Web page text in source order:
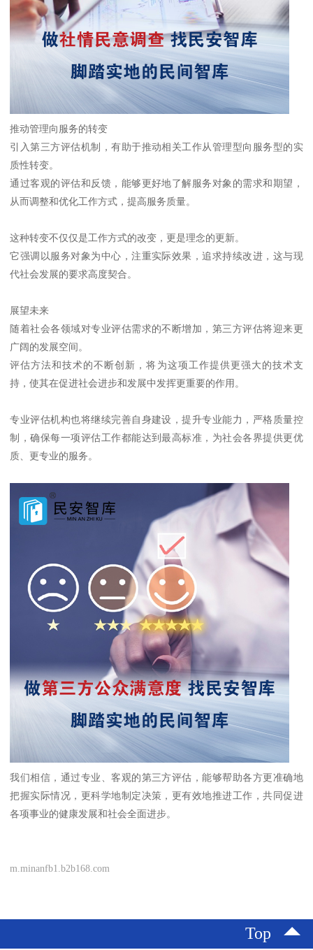
推动管理向服务的转变
引入第三方评估机制，有助于推动相关工作从管理型向服务型的实
质性转变。
通过客观的评估和反馈，能够更好地了解服务对象的需求和期望，
从而调整和优化工作方式，提高服务质量。
这种转变不仅仅是工作方式的改变，更是理念的更新。
它强调以服务对象为中心，注重实际效果，追求持续改进，这与现
代社会发展的要求高度契合。
展望未来
随着社会各领域对专业评估需求的不断增加，第三方评估将迎来更
广阔的发展空间。
评估方法和技术的不断创新，将为这项工作提供更强大的技术支
持，使其在促进社会进步和发展中发挥更重要的作用。
专业评估机构也将继续完善自身建设，提升专业能力，严格质量控
制，确保每一项评估工作都能达到最高标准，为社会各界提供更优
质、更专业的服务。
我们相信，通过专业、客观的第三方评估，能够帮助各方更准确地
把握实际情况，更科学地制定决策，更有效地推进工作，共同促进
各项事业的健康发展和社会全面进步。
m.minanfb1.b2b168.com
Top